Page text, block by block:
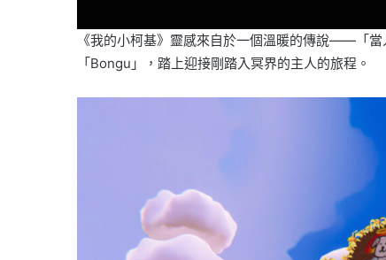
《我的小柯基》靈感來自於一個溫暖的傳說——「
「Bongu」，踏上迎接剛踏入冥界的主人的旅程。